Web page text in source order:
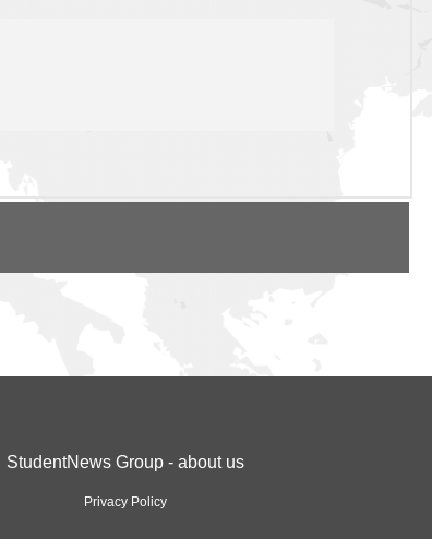
StudentNews Group - about us
Privacy Policy